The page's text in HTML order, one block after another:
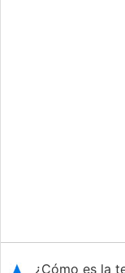
¿Cómo es la